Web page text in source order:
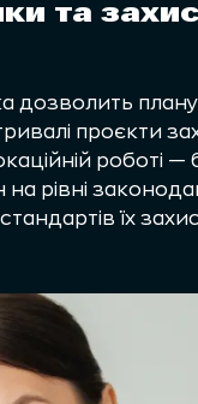
та
дозволить
проєкти
роботі —
рівні
їх